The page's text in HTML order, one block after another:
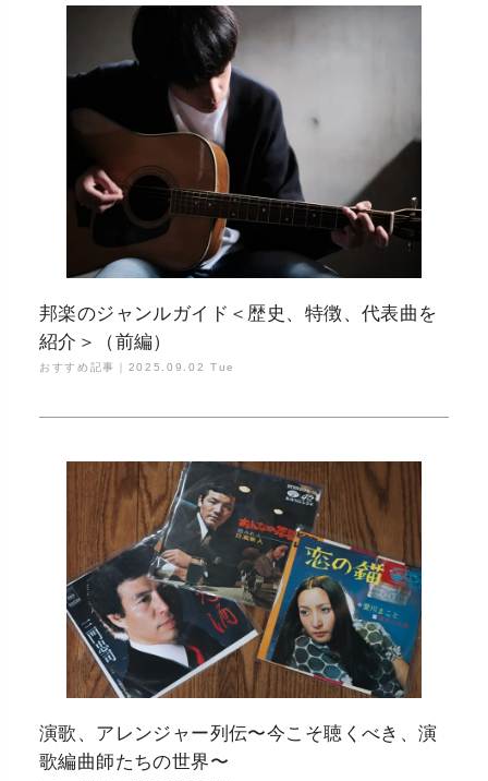
邦楽のジャンルガイド＜歴史、特徴、代表曲を
紹介＞（前編）
おすすめ記事｜ 2025.09.02 Tue
演歌、アレンジャー列伝〜今こそ聴くべき、演
歌編曲師たちの世界〜